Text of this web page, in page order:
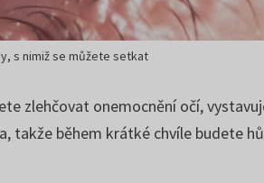
s nimiž se můžete setkat
zlehčovat onemocnění očí,
takže během krátké chvíle budete